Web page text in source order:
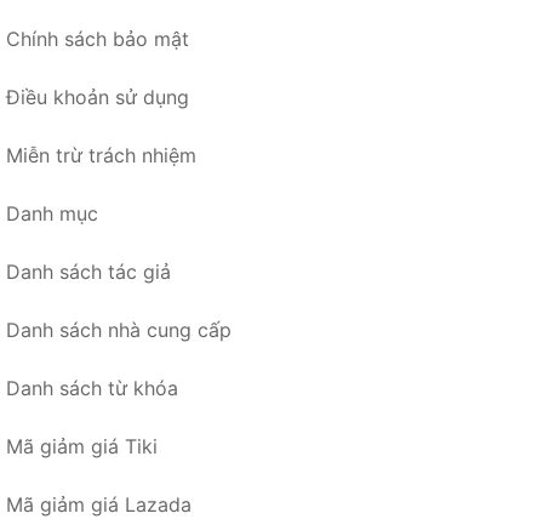
Chính sách bảo mật
Điều khoản sử dụng
Miễn trừ trách nhiệm
Danh mục
Danh sách tác giả
Danh sách nhà cung cấp
Danh sách từ khóa
Mã giảm giá Tiki
Mã giảm giá Lazada